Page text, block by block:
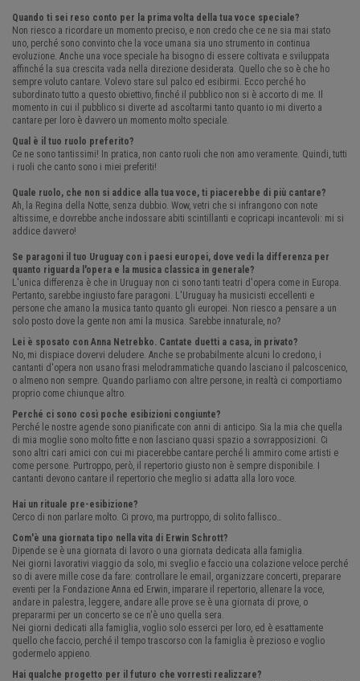
Quando ti sei reso conto per la prima volta della tua voce speciale?
Non riesco a ricordare un momento preciso, e non credo che ce ne sia mai stato
uno, perché sono convinto che la voce umana sia uno strumento in continua
evoluzione. Anche una voce speciale ha bisogno di essere coltivata e sviluppata
affinché la sua crescita vada nella direzione desiderata. Quello che so è che ho
sempre voluto cantare. Volevo stare sul palco ed esibirmi. Ecco perché ho
subordinato tutto a questo obiettivo, finché il pubblico non si è accorto di me. Il
momento in cui il pubblico si diverte ad ascoltarmi tanto quanto io mi diverto a
cantare per loro è davvero un momento molto speciale.
Qual è il tuo ruolo preferito?
Ce ne sono tantissimi! In pratica, non canto ruoli che non amo veramente. Quindi, tutti
i ruoli che canto sono i miei preferiti!
Quale ruolo, che non si addice alla tua voce, ti piacerebbe di più cantare?
Ah, la Regina della Notte, senza dubbio. Wow, vetri che si infrangono con note
altissime, e dovrebbe anche indossare abiti scintillanti e copricapi incantevoli: mi si
addice davvero!
Se paragoni il tuo Uruguay con i paesi europei, dove vedi la differenza per
quanto riguarda l'opera e la musica classica in generale?
L'unica differenza è che in Uruguay non ci sono tanti teatri d'opera come in Europa.
Pertanto, sarebbe ingiusto fare paragoni. L'Uruguay ha musicisti eccellenti e
persone che amano la musica tanto quanto gli europei. Non riesco a pensare a un
solo posto dove la gente non ami la musica. Sarebbe innaturale, no?
Lei è sposato con Anna Netrebko. Cantate duetti a casa, in privato?
No, mi dispiace dovervi deludere. Anche se probabilmente alcuni lo credono, i
cantanti d'opera non usano frasi melodrammatiche quando lasciano il palcoscenico,
o almeno non sempre. Quando parliamo con altre persone, in realtà ci comportiamo
proprio come chiunque altro.
Perché ci sono così poche esibizioni congiunte?
Perché le nostre agende sono pianificate con anni di anticipo. Sia la mia che quella
di mia moglie sono molto fitte e non lasciano quasi spazio a sovrapposizioni. Ci
sono altri cari amici con cui mi piacerebbe cantare perché li ammiro come artisti e
come persone. Purtroppo, però, il repertorio giusto non è sempre disponibile. I
cantanti devono cantare il repertorio che meglio si adatta alla loro voce.
Hai un rituale pre-esibizione?
Cerco di non parlare molto. Ci provo, ma purtroppo, di solito fallisco…
Com'è una giornata tipo nella vita di Erwin Schrott?
Dipende se è una giornata di lavoro o una giornata dedicata alla famiglia.
Nei giorni lavorativi viaggio da solo, mi sveglio e faccio una colazione veloce perché
so di avere mille cose da fare: controllare le email, organizzare concerti, preparare
eventi per la Fondazione Anna ed Erwin, imparare il repertorio, allenare la voce,
andare in palestra, leggere, andare alle prove se è una giornata di prove, o
prepararmi per un concerto se ce n'è uno quella sera.
Nei giorni dedicati alla famiglia, voglio solo esserci per loro, ed è esattamente
quello che faccio, perché il tempo trascorso con la famiglia è prezioso e voglio
godermelo appieno.
Hai qualche progetto per il futuro che vorresti realizzare?